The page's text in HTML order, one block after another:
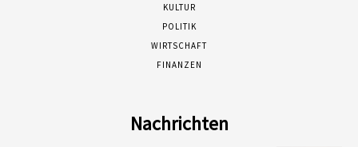
KULTUR
POLITIK
WIRTSCHAFT
FINANZEN
Nachrichten